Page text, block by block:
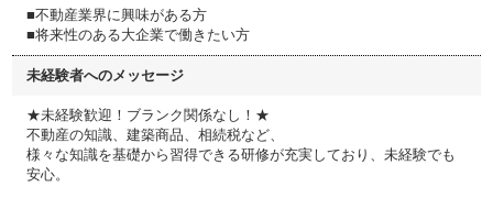
■不動産業界に興味がある方
■将来性のある大企業で働きたい方
未経験者へのメッセージ
★未経験歓迎！ブランク関係なし！★
不動産の知識、建築商品、相続税など、
様々な知識を基礎から習得できる研修が充実しており、未経験でも
安心。